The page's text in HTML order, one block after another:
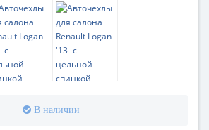
В наличии